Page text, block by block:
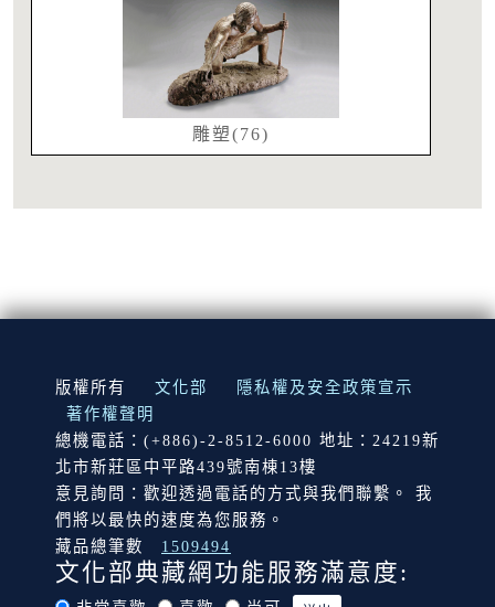
雕塑(76)
:::
版權所有 文化部
隱私權及安全政策宣示
著作權聲明
總機電話：(+886)-2-8512-6000 地址：24219新
北市新莊區中平路439號南棟13樓
意見詢問：歡迎透過電話的方式與我們聯繫。 我
們將以最快的速度為您服務。
藏品總筆數
1509494
文化部典藏網功能服務滿意度: